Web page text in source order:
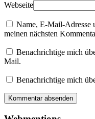
Webseite
Name, E-Mail-Adresse
meinen nächsten
Benachrichtige mich
Mail.
Benachrichtige mich